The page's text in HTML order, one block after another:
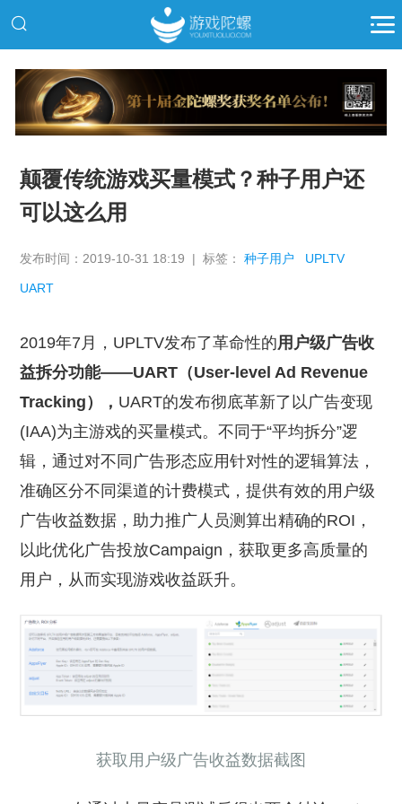
推广
颠覆传统游戏买量模式？种子用户还
可以这么用
发布时间：2019-10-31 18:19 | 标签：种子用户 UPLTV
UART
2019年7月，UPLTV发布了革命性的用户级广告收
益拆分功能——UART（User-level Ad Revenue
Tracking）， UART的发布彻底革新了以广告变现
(IAA)为主游戏的买量模式。不同于“平均拆分”逻
辑，通过对不同广告形态应用针对性的逻辑算法，
准确区分不同渠道的计费模式，提供有效的用户级
广告收益数据，助力推广人员测算出精确的ROI，
以此优化广告投放Campaign，获取更多高质量的
用户，从而实现游戏收益跃升。
获取用户级广告收益数据截图